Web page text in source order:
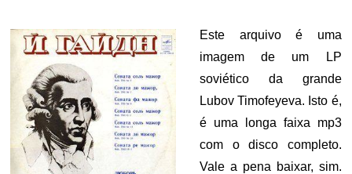
Este arquivo é uma
imagem de um LP
soviético da grande
Lubov Timofeyeva. Isto é,
é uma longa faixa mp3
com o disco completo.
Vale a pena baixar, sim.